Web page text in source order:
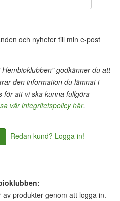
och nyheter till min e-post
godkänner du att
den information du lämnat i
för att vi ska kunna fullgöra
vår integritetspolicy här.
Redan kund? Logga in!
produkter genom att logga in.